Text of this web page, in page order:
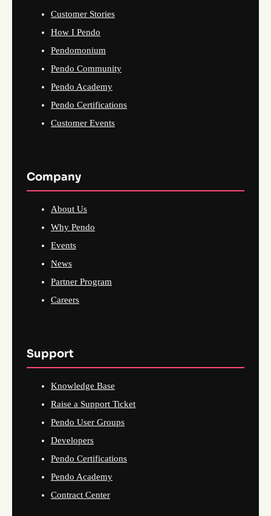
Customer Stories
How I Pendo
Pendomonium
Pendo Community
Pendo Academy
Pendo Certifications
Customer Events
Company
About Us
Why Pendo
Events
News
Partner Program
Careers
Support
Knowledge Base
Raise a Support Ticket
Pendo User Groups
Developers
Pendo Certifications
Pendo Academy
Contract Center